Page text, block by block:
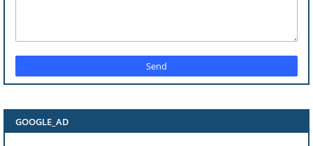
GOOGLE_AD